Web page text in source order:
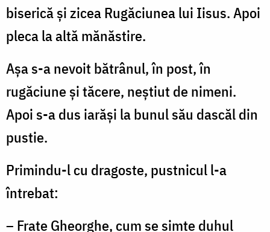
biserică şi zicea Rugăciunea lui Iisus. Apoi
pleca la altă mănăstire.
Aşa s-a nevoit bătrânul, în post, în
rugăciune şi tăcere, neştiut de nimeni.
Apoi s-a dus iarăşi la bunul său dascăl din
pustie.
Primindu-l cu dragoste, pustnicul l-a
întrebat:
– Frate Gheorghe, cum se simte duhul